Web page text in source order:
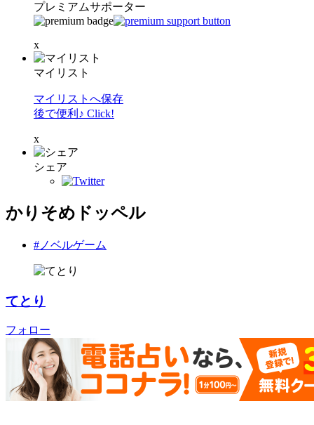
プレミアムサポーター
x
マイリスト
マイリストへ保存
後で便利♪ Click!
x
シェア
かりそめドッペル
#ノベルゲーム
てとり
フォロー